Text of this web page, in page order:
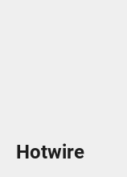
Hotwire